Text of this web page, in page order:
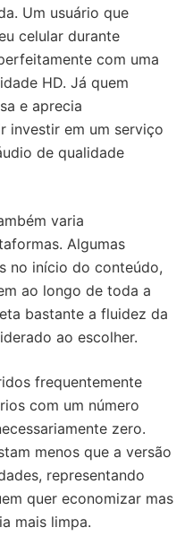
Um usuário que
celular durante
com uma
HD. Já quem
e aprecia
investir em um serviço
de qualidade
varia
Algumas
no início do conteúdo,
ao longo de toda a
bastante a fluidez da
ao escolher.
frequentemente
com um número
zero.
menos que a versão
representando
quer economizar mas
mais limpa.